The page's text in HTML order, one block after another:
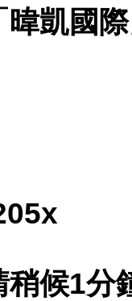
暐凱國
候1分